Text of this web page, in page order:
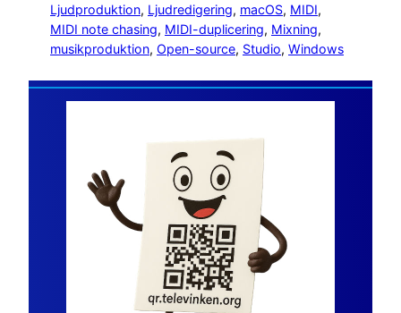
Ljudproduktion, Ljudredigering, macOS, MIDI
MIDI note chasing, MIDI-duplicering, Mixning
musikproduktion, Open-source, Studio, Windows